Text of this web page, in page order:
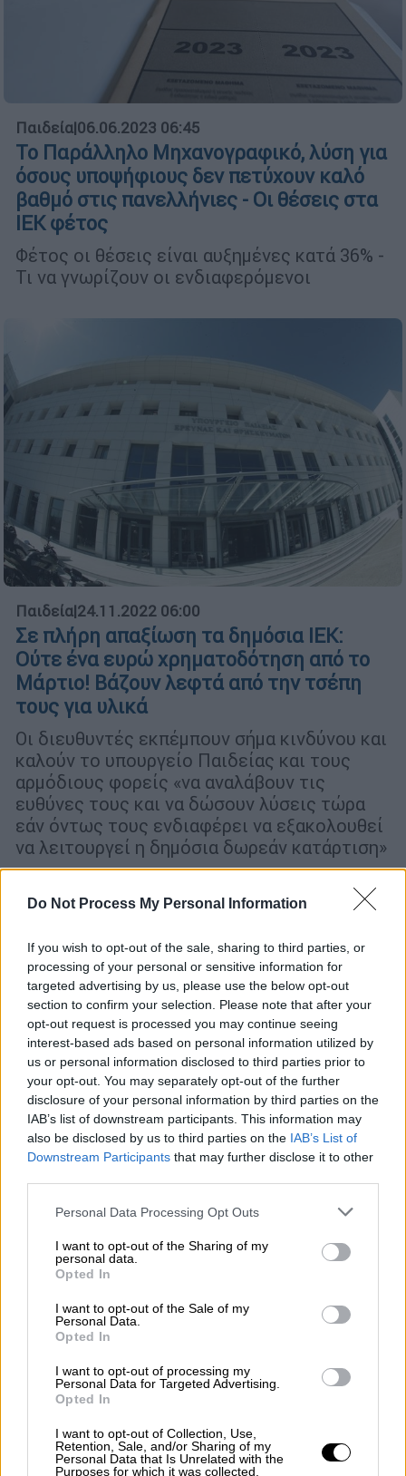
Do Not Process My Personal Information
If you wish to opt-out of the sale, sharing to third parties, or
processing of your personal or sensitive information for
targeted advertising by us, please use the below opt-out
section to confirm your selection. Please note that after your
opt-out request is processed you may continue seeing
interest-based ads based on personal information utilized by
us or personal information disclosed to third parties prior to
your opt-out. You may separately opt-out of the further
disclosure of your personal information by third parties on the
IAB’s list of downstream participants. This information may
also be disclosed by us to third parties on the IAB’s List of
Downstream Participants that may further disclose it to other
Please note that this website/app uses one or more Google
not limited to your visit or usage behaviour. You may click to
grant or deny consent to Google and its third-party tags to
use your data for below specified purposes in below Google
consent section.
Personal Data Processing Opt Outs
I want to opt-out of the Sharing of my
personal data.
Opted In
I want to opt-out of the Sale of my
Personal Data.
Opted In
I want to opt-out of processing my
Personal Data for Targeted Advertising.
Opted In
I want to opt-out of Collection, Use,
Retention, Sale, and/or Sharing of my
Personal Data that Is Unrelated with the
Purposes for which it was collected.
Παιδεία|06.06.2023 06:45
Το Παράλληλο Μηχανογραφικό, λύση για
όσους υποψήφιους δεν πετύχουν καλό
βαθμό στις πανελλήνιες - Οι θέσεις στα
ΙΕΚ φέτος
Φέτος οι θέσεις είναι αυξημένες κατά 36% -
Τι να γνωρίζουν οι ενδιαφερόμενοι
Παιδεία|24.11.2022 06:00
Σε πλήρη απαξίωση τα δημόσια ΙΕΚ:
Ούτε ένα ευρώ χρηματοδότηση από το
Μάρτιο! Βάζουν λεφτά από την τσέπη
τους για υλικά
Οι διευθυντές εκπέμπουν σήμα κινδύνου και
καλούν το υπουργείο Παιδείας και τους
αρμόδιους φορείς «να αναλάβουν τις
ευθύνες τους και να δώσουν λύσεις τώρα
εάν όντως τους ενδιαφέρει να εξακολουθεί
να λειτουργεί η δημόσια δωρεάν κατάρτιση»
Παιδεία|05.09.2022 08:38
Δημόσια ΙΕΚ: Στεγαστικό επίδομα 1000
δημόσιων Ινστιτούτων Επαγγελματικής
Εκπαίδευσης
Τα κριτήρια, οι διαδικασίες και τα
δικαιολογητικά